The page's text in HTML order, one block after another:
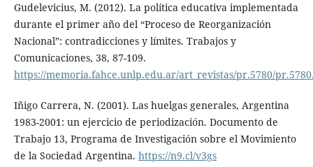
Gudelevicius, M. (2012). La política educativa implementada
durante el primer año del “Proceso de Reorganización
Nacional”: contradicciones y límites. Trabajos y
Comunicaciones, 38, 87-109.
https://memoria.fahce.unlp.edu.ar/art_revistas/pr.5780/
Iñigo Carrera, N. (2001). Las huelgas generales, Argentina
1983-2001: un ejercicio de periodización. Documento de
Trabajo 13, Programa de Investigación sobre el Movimiento
de la Sociedad Argentina. https://n9.cl/v3gs